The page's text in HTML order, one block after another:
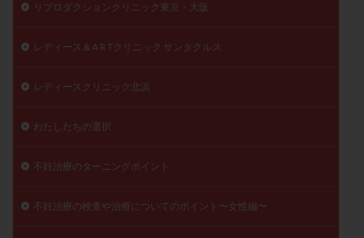
リプロダクションクリニック東京・大阪
レディース＆A R Tクリニック サンタクルス
レディースクリニック北浜
わたしたちの選択
不妊治療のターニングポイント
不妊治療の検査や治療についてのポイント〜女性編〜